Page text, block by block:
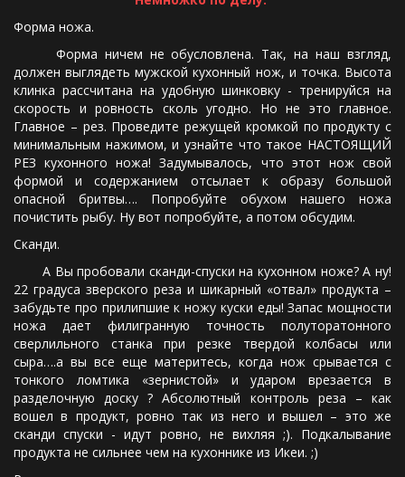
Форма ножа.
Форма ничем не обусловлена. Так, на наш взгляд,
должен выглядеть мужской кухонный нож, и точка. Высота
клинка рассчитана на удобную шинковку - тренируйся на
скорость и ровность сколь угодно. Но не это главное.
Главное – рез. Проведите режущей кромкой по продукту с
минимальным нажимом, и узнайте что такое НАСТОЯЩИЙ
РЕЗ кухонного ножа! Задумывалось, что этот нож свой
формой и содержанием отсылает к образу большой
опасной бритвы…. Попробуйте обухом нашего ножа
почистить рыбу. Ну вот попробуйте, а потом обсудим.
Сканди.
А Вы пробовали сканди-спуски на кухонном ноже? А ну!
22 градуса зверского реза и шикарный «отвал» продукта –
забудьте про прилипшие к ножу куски еды! Запас мощности
ножа дает филигранную точность полуторатонного
сверлильного станка при резке твердой колбасы или
сыра….а вы все еще материтесь, когда нож срывается с
тонкого ломтика «зернистой» и ударом врезается в
разделочную доску ? Абсолютный контроль реза – как
вошел в продукт, ровно так из него и вышел – это же
сканди спуски - идут ровно, не вихляя ;). Подкалывание
продукта не сильнее чем на кухоннике из Икеи. ;)